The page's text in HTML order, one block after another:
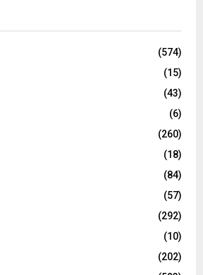
(574)
(15)
(43)
(6)
(260)
(18)
(84)
(57)
(292)
(10)
(202)